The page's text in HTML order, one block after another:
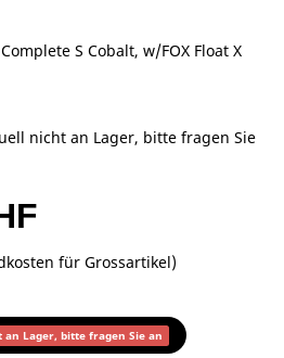
S Cobalt, w/FOX Float X
nicht an Lager, bitte fragen Sie
für Grossartikel)
Lager, bitte fragen Sie an